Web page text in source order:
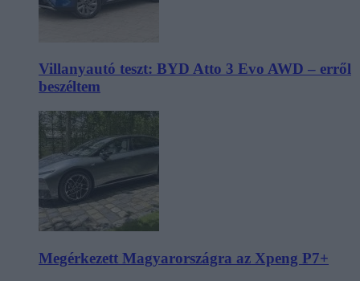
Villanyautó teszt: BYD Atto 3 Evo AWD – erről
beszéltem
Megérkezett Magyarországra az Xpeng P7+